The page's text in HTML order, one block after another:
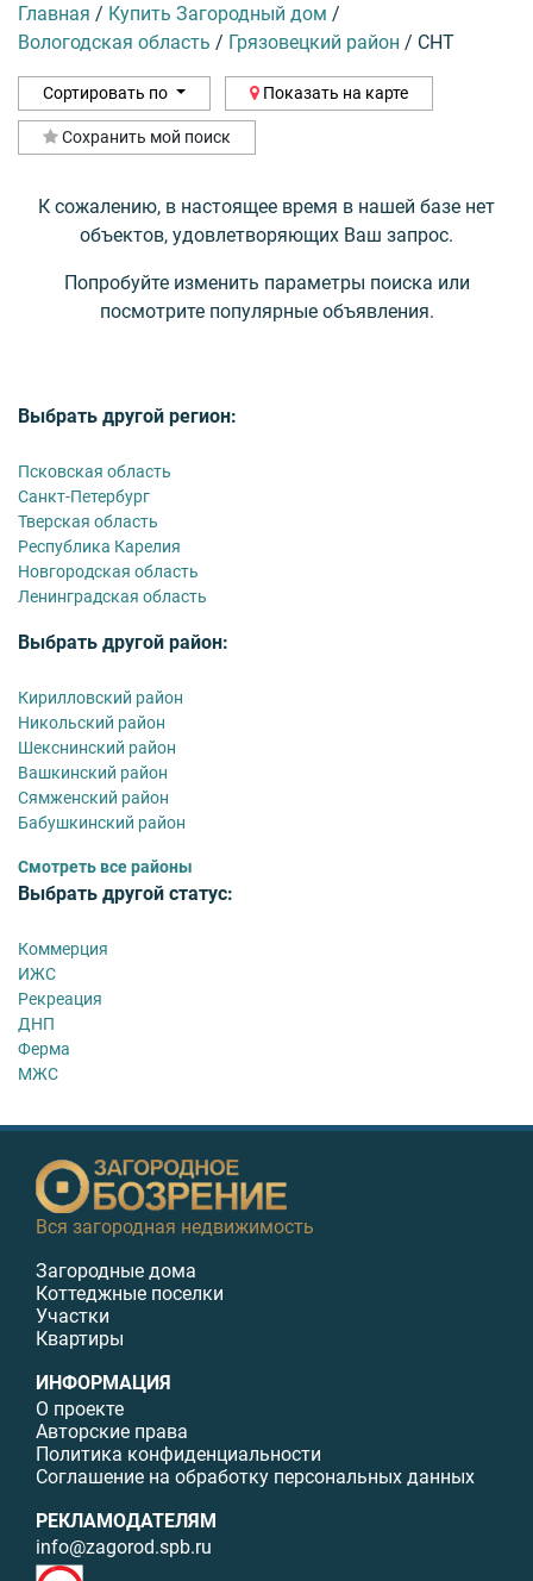
Главная / Купить Загородный дом /
Вологодская область / Грязовецкий район / СНТ
Сортировать по Показать на карте
Сохранить мой поиск
К сожалению, в настоящее время в нашей базе нет
объектов, удовлетворяющих Ваш запрос.
Попробуйте изменить параметры поиска или
посмотрите популярные объявления.
Выбрать другой регион:
Псковская область
Санкт-Петербург
Тверская область
Республика Карелия
Новгородская область
Ленинградская область
Выбрать другой район:
Кирилловский район
Никольский район
Шекснинский район
Вашкинский район
Сямженский район
Бабушкинский район
Смотреть все районы
Выбрать другой статус:
Коммерция
ИЖС
Рекреация
ДНП
Ферма
МЖС
Вся загородная недвижимость
Загородные дома
Коттеджные поселки
Участки
Квартиры
ИНФОРМАЦИЯ
О проекте
Авторские права
Политика конфиденциальности
Соглашение на обработку персональных данных
РЕКЛАМОДАТЕЛЯМ
info@zagorod.spb.ru